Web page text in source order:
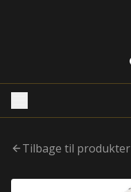
Tilbage til produkter